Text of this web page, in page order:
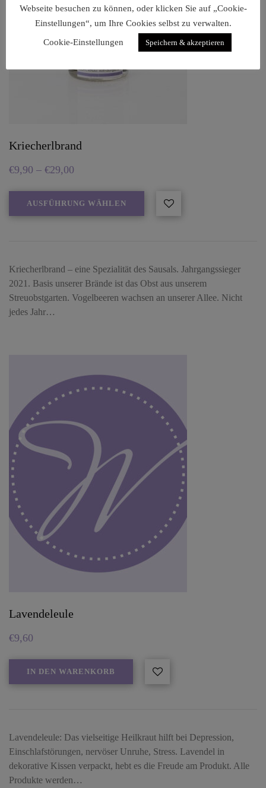
Kriecherlbrand
€9,90 – €29,00
AUSFÜHRUNG WÄHLEN
Kriecherlbrand – eine Spezialität des Sausals. Jahrgangssieger
2021. Basis unserer Brände ist das Obst aus unserem
Streuobstgarten. Vogelbeeren wachsen an unserer Allee. Nicht
jedes Jahr…
Lavendeleule
€9,60
IN DEN WARENKORB
Lavendeleule: Das vielseitige Heilkraut hilft bei Depression,
Einschlafstörungen, nervöser Unruhe, Stress. Lavendel in
dekorative Kissen verpackt, hebt es die Freude am Produkt. Alle
Produkte werden…
Webseite besuchen zu können, oder klicken Sie auf „Cookie-
Einstellungen“, um Ihre Cookies selbst zu verwalten.
Cookie-Einstellungen
Speichern & akzeptieren